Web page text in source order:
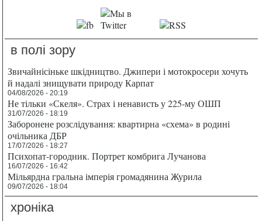
в полі зору
Звичайнісіньке шкідництво. Джипери і мотокросери хочуть
й надалі знищувати природу Карпат
04/08/2026 - 20:19
Не тільки «Скеля». Страх і ненависть у 225-му ОШП
31/07/2026 - 18:19
Заборонене розслідування: квартирна «схема» в родині
очільника ДБР
17/07/2026 - 18:27
Психопат-городник. Портрет комбрига Лучанова
16/07/2026 - 16:42
Мільярдна гральна імперія громадянина Журила
09/07/2026 - 18:04
хроніка